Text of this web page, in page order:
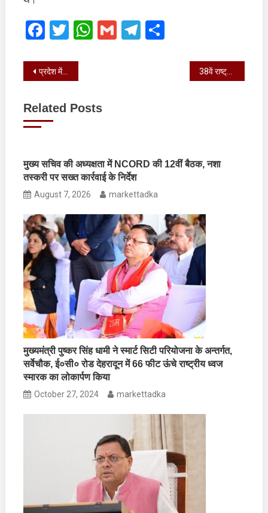
Facebook
Twitter
WhatsApp
GmailTelegram
Share
Post
प्रदेश में भूतापीय ऊर्जा के अन्वेषण और विकास के संबंध में समझौता संपन्न हुआ 38वें राष्ट्रीय खेलों के आयोजन से उत्तराखण्ड खेल विकास का नया अध्याय लिखा जा रहा है
Related Posts
मुख्य सचिव की अध्यक्षता में NCORD की 12वीं बैठक, नशा
तस्करी पर सख्त कार्रवाई के निर्देश
August 7, 2026 markettadka
मुख्यमंत्री पुष्कर सिंह धामी ने स्मार्ट सिटी परियोजना के अन्तर्गत,
सर्वेचौक, ई०सी० रोड देहरादून में 66 फीट ऊंचे राष्ट्रीय ध्वज
स्मारक का लोकार्पण किया
October 27, 2024 markettadka